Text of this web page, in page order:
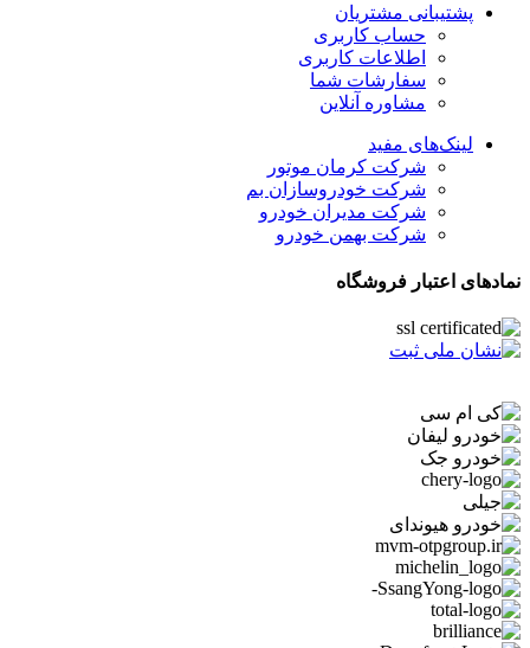
پشتیبانی مشتریان
حساب کاربری
اطلاعات کاربری
سفارشات شما
مشاوره آنلاین
لینک‌های مفید
شرکت کرمان موتور
شرکت خودروسازان بم
شرکت مدیران خودرو
شرکت بهمن خودرو
نمادهای اعتبار فروشگاه